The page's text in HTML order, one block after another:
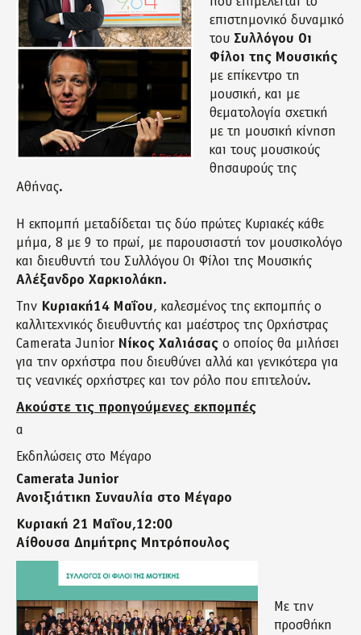
επιστημονικό δυναμικό
του Συλλόγου Οι
Φίλοι της Μουσικής
με επίκεντρο τη
μουσική, και με
θεματολογία σχετική
με τη μουσική κίνηση
και τους μουσικούς
θησαυρούς της
Αθήνας.
Η εκπομπή μεταδίδεται τις δύο πρώτες Κυριακές κάθε
μήμα, 8 με 9 το πρωί, με παρουσιαστή τον μουσικολόγο
και διευθυντή του Συλλόγου Οι Φίλοι της Μουσικής
Αλέξανδρο Χαρκιολάκη.
Την Κυριακή14 Μαΐου, καλεσμένος της εκπομπής ο
καλλιτεχνικός διευθυντής και μαέστρος της Ορχήστρας
Camerata Junior Νίκος Χαλιάσας ο οποίος θα μιλήσει
για την ορχήστρα που διευθύνει αλλά και γενικότερα για
τις νεανικές ορχήστρες και τον ρόλο που επιτελούν.
Ακούστε τις προηγούμενες εκπομπές
α
Εκδηλώσεις στο Μέγαρο
Camerata Junior
Ανοιξιάτικη Συναυλία στο Μέγαρο
Κυριακή 21 Μαΐου,12:00
Αίθουσα Δημήτρης Μητρόπουλος
Με την
προσθήκη